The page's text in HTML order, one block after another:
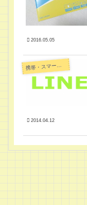
2016.05.05
携帯・スマートフォン・タブレットPC
2014.04.12